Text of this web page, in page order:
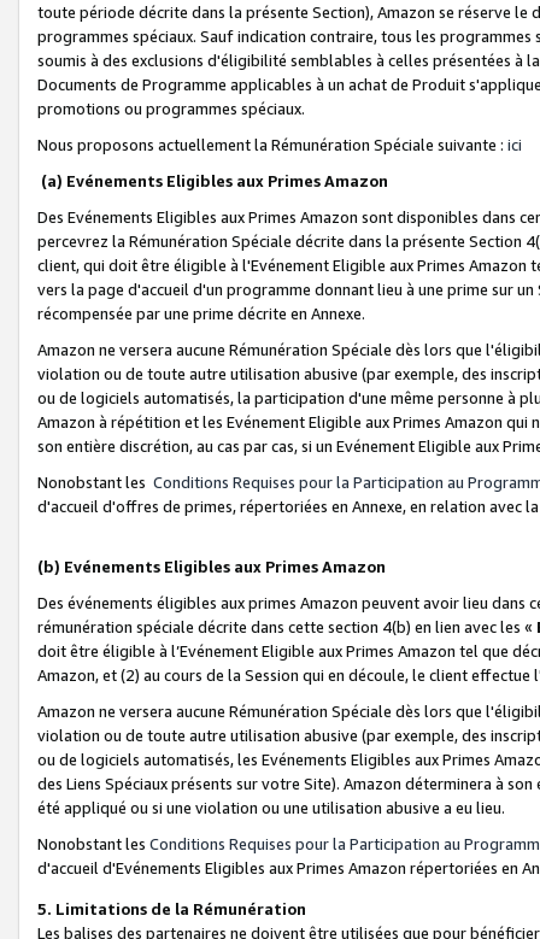
toute période décrite dans la présente Section), Amazon se réserve
programmes spéciaux. Sauf indication contraire, tous les
soumis à des exclusions d'éligibilité semblables à celles présentées à
Documents de Programme applicables à un achat de Produit
promotions ou programmes spéciaux.
Nous proposons actuellement la Rémunération Spéciale suivante : ici
(a) Evénements Eligibles aux Primes Amazon
Des Evénements Eligibles aux Primes Amazon sont disponibles dans
percevrez la Rémunération Spéciale décrite dans la présente Section
client, qui doit être éligible à l'Evénement Eligible aux Primes Amazon
vers la page d'accueil d'un programme donnant lieu à une prime sur
récompensée par une prime décrite en Annexe.
Amazon ne versera aucune Rémunération Spéciale dès lors que
violation ou de toute autre utilisation abusive (par exemple, des
ou de logiciels automatisés, la participation d'une même personne à
Amazon à répétition et les Evénement Eligible aux Primes Amazon qui
son entière discrétion, au cas par cas, si un Evénement Eligible aux
Nonobstant les Conditions Requises pour la Participation au
d'accueil d'offres de primes, répertoriées en Annexe, en relation avec
(b) Evénements Eligibles aux Primes Amazon
Des événements éligibles aux primes Amazon peuvent avoir lieu dans
rémunération spéciale décrite dans cette section 4(b) en lien avec les «
doit être éligible à l’Evénement Eligible aux Primes Amazon tel que
Amazon, et (2) au cours de la Session qui en découle, le client
Amazon ne versera aucune Rémunération Spéciale dès lors que
violation ou de toute autre utilisation abusive (par exemple, des
ou de logiciels automatisés, les Evénements Eligibles aux Primes
des Liens Spéciaux présents sur votre Site). Amazon déterminera à
été appliqué ou si une violation ou une utilisation abusive a eu lieu.
Nonobstant les Conditions Requises pour la Participation au
d'accueil d'Evénements Eligibles aux Primes Amazon répertoriées en
5. Limitations de la Rémunération
Les balises des partenaires ne doivent être utilisées que pour